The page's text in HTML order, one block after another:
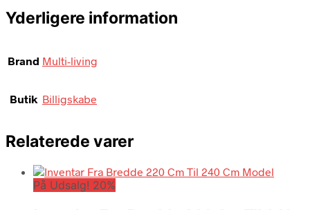
Yderligere information
Brand Multi-living
Butik Billigskabe
Relaterede varer
På Udsalg! 20%